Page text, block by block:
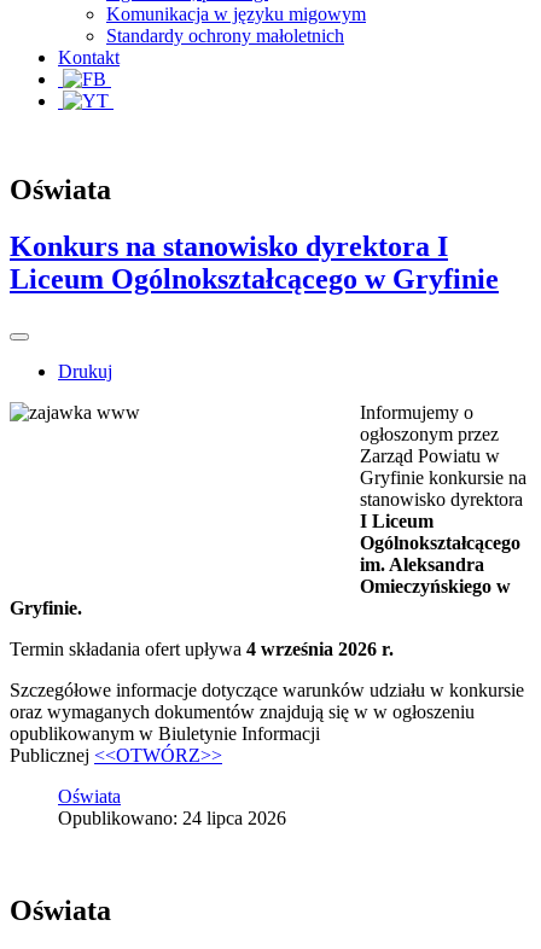
Komunikacja w języku migowym
Standardy ochrony małoletnich
Kontakt
Oświata
Konkurs na stanowisko dyrektora I
Liceum Ogólnokształcącego w Gryfinie
Drukuj
Informujemy o
ogłoszonym przez
Zarząd Powiatu w
Gryfinie konkursie na
stanowisko dyrektora
I Liceum
Ogólnokształcącego
im. Aleksandra
Omieczyńskiego w
Gryfinie.
Termin składania ofert upływa 4 września 2026 r.
Szczegółowe informacje dotyczące warunków udziału w konkursie
oraz wymaganych dokumentów znajdują się w w ogłoszeniu
opublikowanym w Biuletynie Informacji
Publicznej <<OTWÓRZ>>
Oświata
Opublikowano: 24 lipca 2026
Oświata